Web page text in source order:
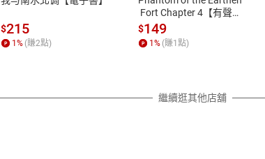
除權合理例外情事適用準則，依商
質各有不同規定。詳細退換貨說明
照各商品說明。
$215
1 % (賺2點)
Fort Chapter 4【有聲
書】
$149
1 % (賺1 點)
繼續逛其他店舖